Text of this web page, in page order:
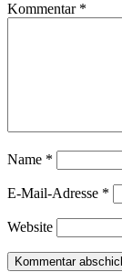
Kommentar *
Name *
E-Mail-Adresse *
Website